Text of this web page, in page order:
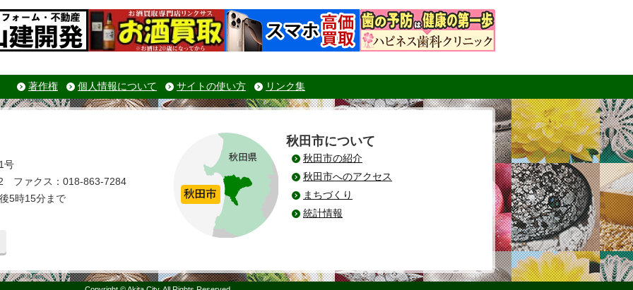
著作権 個人情報について サイトの使い方 リンク集
号
ファクス：018-863-7284
5時15分まで
秋田市について
秋田市の紹介
秋田市へのアクセス
まちづくり
統計情報